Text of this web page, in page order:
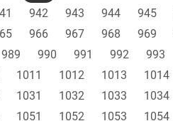
942 943 944 945
966 967 968 969
989 990 991 992 993
1011 1012 1013 1014
1031 1032 1033 1034
1051 1052 1053 1054